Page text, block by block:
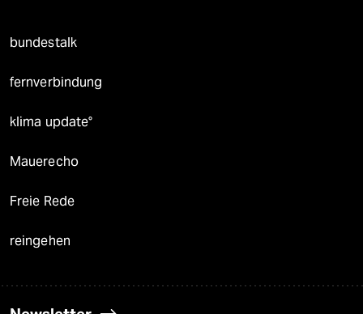
bundestalk
fernverbindung
klima update°
Mauerecho
Freie Rede
reingehen